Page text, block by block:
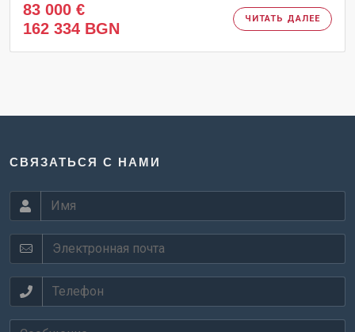
83 000 €
162 334 BGN
ЧИТАТЬ ДАЛЕЕ
СВЯЗАТЬСЯ С НАМИ